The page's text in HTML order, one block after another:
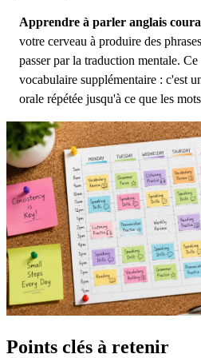
Apprendre à parler anglais
votre cerveau à produire des
passer par la traduction mentale.
vocabulaire supplémentaire : c'est
orale répétée jusqu'à ce que les
Points clés à retenir